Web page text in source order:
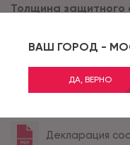
ВАШ ГОРОД -
ДА, ВЕРНО
Толщина защитного
Тиснение
Декларация